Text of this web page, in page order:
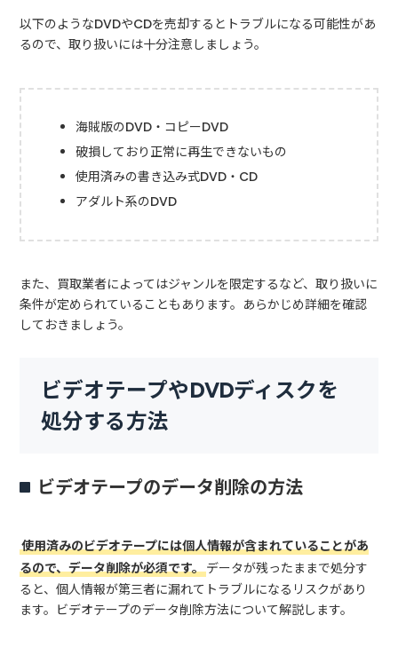
以下のようなDVDやCDを売却するとトラブルになる可能性があ
るので、取り扱いには十分注意しましょう。
海賊版のDVD・コピーDVD
破損しており正常に再生できないもの
使用済みの書き込み式DVD・CD
アダルト系のDVD
また、買取業者によってはジャンルを限定するなど、取り扱いに
条件が定められていることもあります。あらかじめ詳細を確認
しておきましょう。
ビデオテープやDVDディスクを
処分する方法
ビデオテープのデータ削除の方法
使用済みのビデオテープには個人情報が含まれていることがあ
るので、データ削除が必須です。データが残ったままで処分す
ると、個人情報が第三者に漏れてトラブルになるリスクがあり
ます。ビデオテープのデータ削除方法について解説します。